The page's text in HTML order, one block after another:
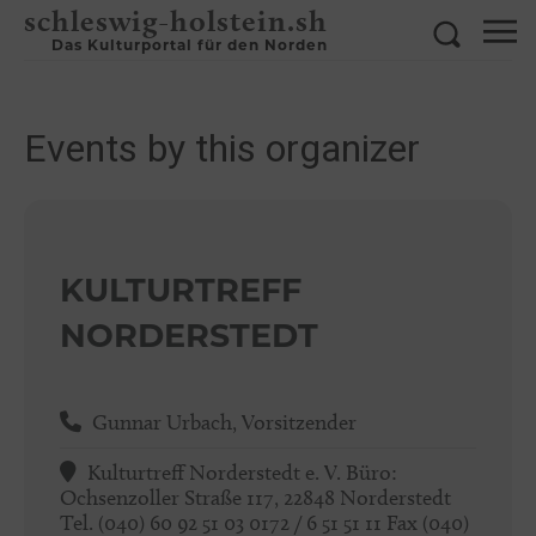
schleswig-holstein.sh
Das Kulturportal für den Norden
Events by this organizer
KULTURTREFF
NORDERSTEDT
Gunnar Urbach, Vorsitzender
Kulturtreff Norderstedt e. V. Büro:
Ochsenzoller Straße 117, 22848 Norderstedt
Tel. (040) 60 92 51 03 0172 / 6 51 51 11 Fax (040)